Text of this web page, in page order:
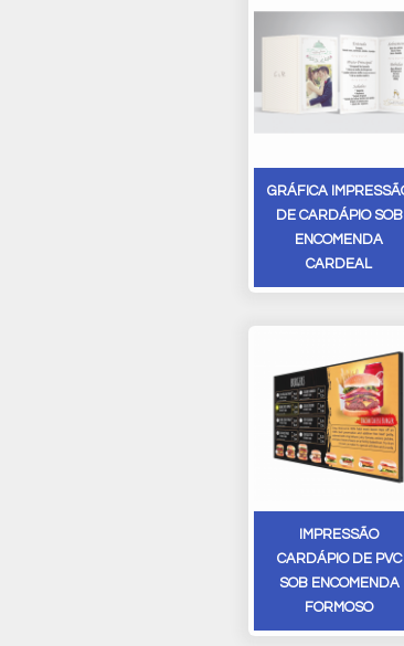
GRÁFICA
DE CARDÁPIO SOB
ENCOMENDA
CARDEAL
IMPRESSÃO
CARDÁPIO DE PVC
SOB ENCOMENDA
FORMOSO